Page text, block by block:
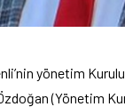
yönetim
(Yönetim